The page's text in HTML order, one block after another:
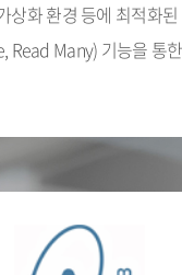
상화 환경 등에 최적화
Read Many) 기능을 통